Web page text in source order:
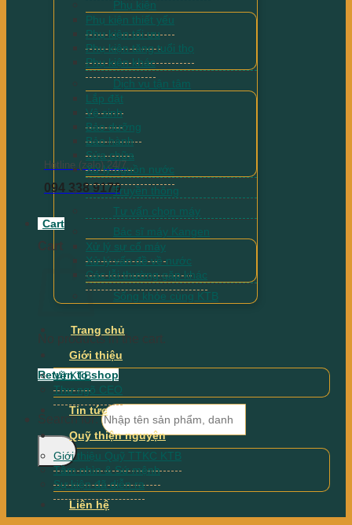
Hotline (zalo) 24/7
094 338 9179
Cart
Cart
No products in the cart.
Return to shop
Search for:
Phụ kiện
Phụ kiện thiết yếu
Phụ kiện tối ưu
Phụ kiện tăng tuổi thọ
Phụ kiện khác
Dịch vụ tận tâm
Lắp đặt
Vệ sinh
Bảo dưỡng
Bảo hành
Sửa chữa
Xử lý nguồn nước
Truyền thông
Tư vấn chọn máy
Bác sĩ máy Kangen
Xử lý sự cố máy
Xử lý vấn đề về nước
Các lỗi thường gặp khác
Sống khỏe cùng KTB
Trang chủ
Giới thiệu
Về KTB
Thư ngõ CEO
Tin tức
Quỹ thiện nguyện
Giới thiệu Quỹ TTKC KTB
Tầm nhìn & Sứ mệnh
Sự kiện đã diễn ra
Liên hệ